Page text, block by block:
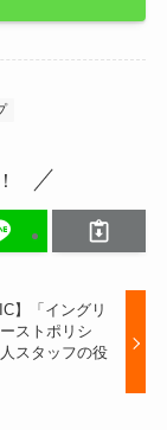
】「イングリ
ストポリシ
スタッフの役